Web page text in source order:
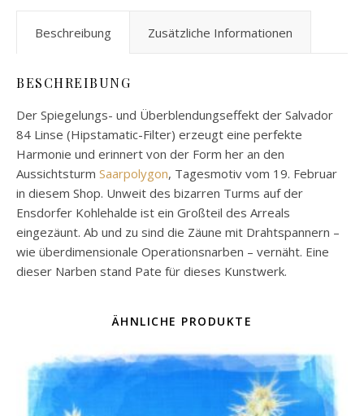
Beschreibung Zusätzliche Informationen
BESCHREIBUNG
Der Spiegelungs- und Überblendungseffekt der Salvador
84 Linse (Hipstamatic-Filter) erzeugt eine perfekte
Harmonie und erinnert von der Form her an den
Aussichtsturm Saarpolygon, Tagesmotiv vom 19. Februar
in diesem Shop. Unweit des bizarren Turms auf der
Ensdorfer Kohlehalde ist ein Großteil des Arreals
eingezäunt. Ab und zu sind die Zäune mit Drahtspannern –
wie überdimensionale Operationsnarben – vernäht. Eine
dieser Narben stand Pate für dieses Kunstwerk.
ÄHNLICHE PRODUKTE